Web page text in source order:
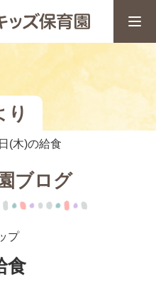
り
(木)の給食
ブログ
プ
食